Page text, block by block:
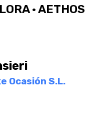
· AETHOS
Ocasión S.L.